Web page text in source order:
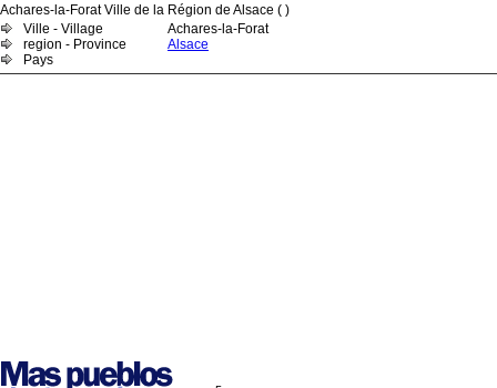
Achares-la-Forat Ville de la Région de Alsace ( )
Ville - Village
Achares-la-Forat
region - Province
Alsace
Pays